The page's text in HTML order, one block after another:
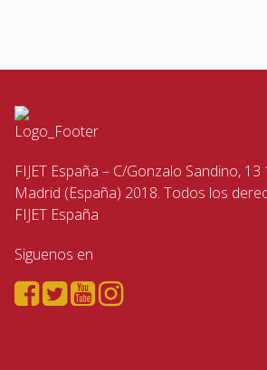
FIJET España – C/Gonzalo Sandino,
Madrid (España) 2018. Todos los
FIJET España
Siguenos en